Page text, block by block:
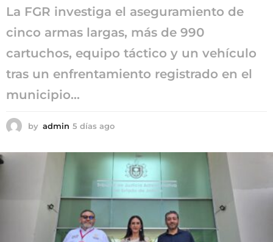
La FGR investiga el aseguramiento de
cinco armas largas, más de 990
cartuchos, equipo táctico y un vehículo
tras un enfrentamiento registrado en el
municipio...
by admin 5 días ago
a
a